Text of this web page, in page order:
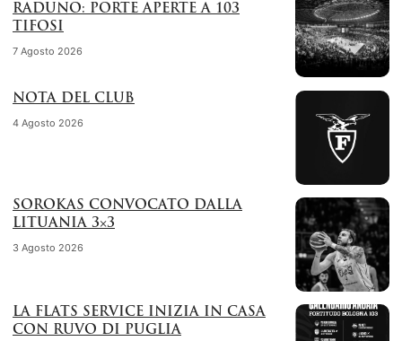
RADUNO: PORTE APERTE A 103
TIFOSI
7 Agosto 2026
NOTA DEL CLUB
4 Agosto 2026
SOROKAS CONVOCATO DALLA
LITUANIA 3×3
3 Agosto 2026
LA FLATS SERVICE INIZIA IN CASA
CON RUVO DI PUGLIA